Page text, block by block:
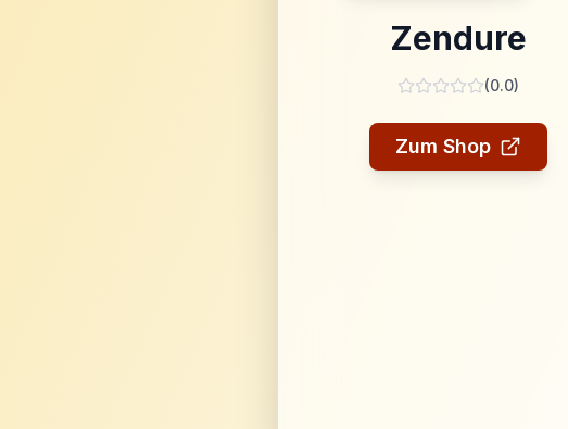
Zendure
(0.0)
Zum Shop